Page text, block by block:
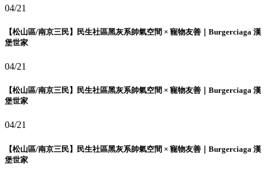
04/21
【松山區/南京三民】民生社區黑灰系帥氣空間 × 寵物友善｜Burgerciaga 漢
堡世家
04/21
【松山區/南京三民】民生社區黑灰系帥氣空間 × 寵物友善｜Burgerciaga 漢
堡世家
04/21
【松山區/南京三民】民生社區黑灰系帥氣空間 × 寵物友善｜Burgerciaga 漢
堡世家